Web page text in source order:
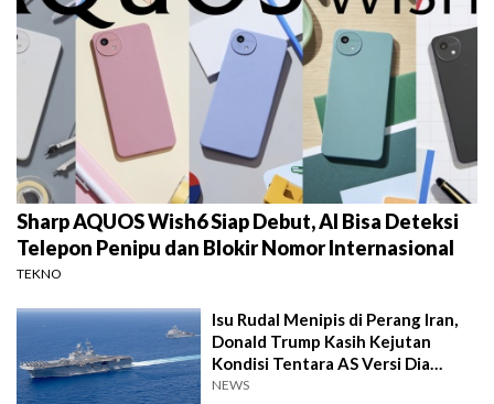
Sharp AQUOS Wish6 Siap Debut, AI Bisa Deteksi
Telepon Penipu dan Blokir Nomor Internasional
TEKNO
Isu Rudal Menipis di Perang Iran,
Donald Trump Kasih Kejutan
Kondisi Tentara AS Versi Dia
Sendiri
NEWS